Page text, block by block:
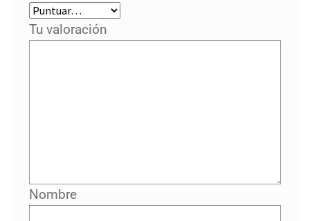
Tu valoración
Nombre